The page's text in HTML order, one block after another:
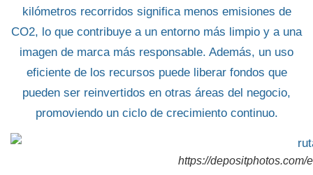
kilómetros recorridos significa menos emisiones de
CO2, lo que contribuye a un entorno más limpio y a una
imagen de marca más responsable. Además, un uso
eficiente de los recursos puede liberar fondos que
pueden ser reinvertidos en otras áreas del negocio,
promoviendo un ciclo de crecimiento continuo.
https://depositphotos.com/